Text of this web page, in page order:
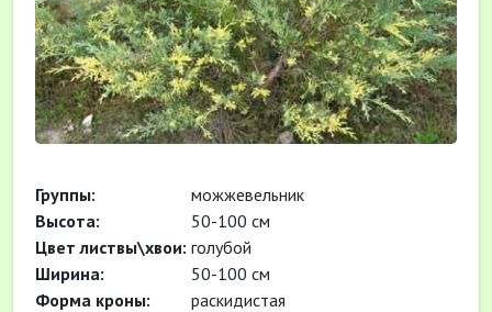
Группы:
можжевельник
Высота:
50-100 см
Цвет листвы\хвои: голубой
Ширина:
50-100 см
Форма кроны:
раскидистая